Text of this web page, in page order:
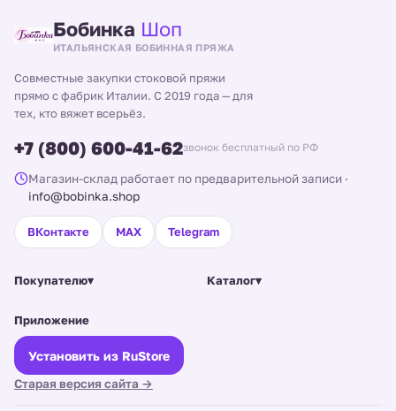
Бобинка Шоп
ИТАЛЬЯНСКАЯ БОБИННАЯ ПРЯЖА
Совместные закупки стоковой пряжи
прямо с фабрик Италии. С 2019 года — для
тех, кто вяжет всерьёз.
+7 (800) 600-41-62звонок бесплатный по РФ
Магазин-склад работает по предварительной записи ·
info@bobinka.shop
ВКонтакте MAX Telegram
Покупателю▾ Каталог▾
Приложение
Установить из RuStore
Старая версия сайта →